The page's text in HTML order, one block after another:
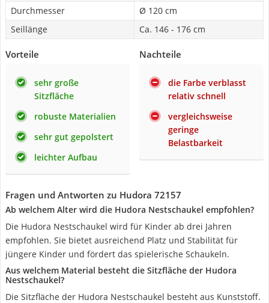
Durchmesser
Ø 120 cm
Seillänge
Ca. 146 - 176 cm
Vorteile
sehr große
Sitzfläche
robuste Materialien
sehr gut gepolstert
leichter Aufbau
Nachteile
die Farbe verblasst
relativ schnell
vergleichsweise
geringe
Belastbarkeit
Fragen und Antworten zu Hudora 72157
Ab welchem Alter wird die Hudora Nestschaukel empfohlen?
Die Hudora Nestschaukel wird für Kinder ab drei Jahren
empfohlen. Sie bietet ausreichend Platz und Stabilität für
jüngere Kinder und fördert das spielerische Schaukeln.
Aus welchem Material besteht die Sitzfläche der Hudora
Nestschaukel?
Die Sitzfläche der Hudora Nestschaukel besteht aus Kunststoff.